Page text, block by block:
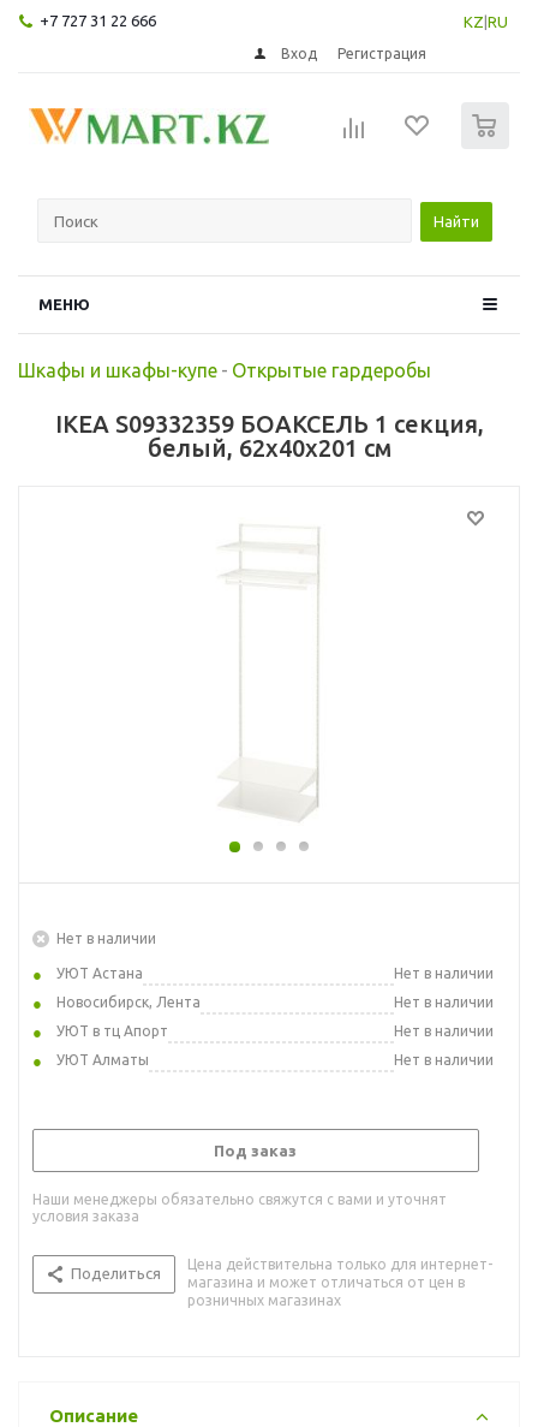
+7 727 31 22 666 KZ RU
Вход Регистрация
Найти
МЕНЮ
Шкафы и шкафы-купе - Открытые гардеробы
IKEA S09332359 БОАКСЕЛЬ 1 секция,
белый, 62x40x201 см
Нет в наличии
УЮТ Астана
Нет в наличии
Новосибирск, Лента
Нет в наличии
УЮТ в тц Апорт
Нет в наличии
УЮТ Алматы
Нет в наличии
Под заказ
Наши менеджеры обязательно свяжутся с вами и уточнят
условия заказа
Поделиться
Цена действительна только для интернет-
магазина и может отличаться от цен в
розничных магазинах
Описание